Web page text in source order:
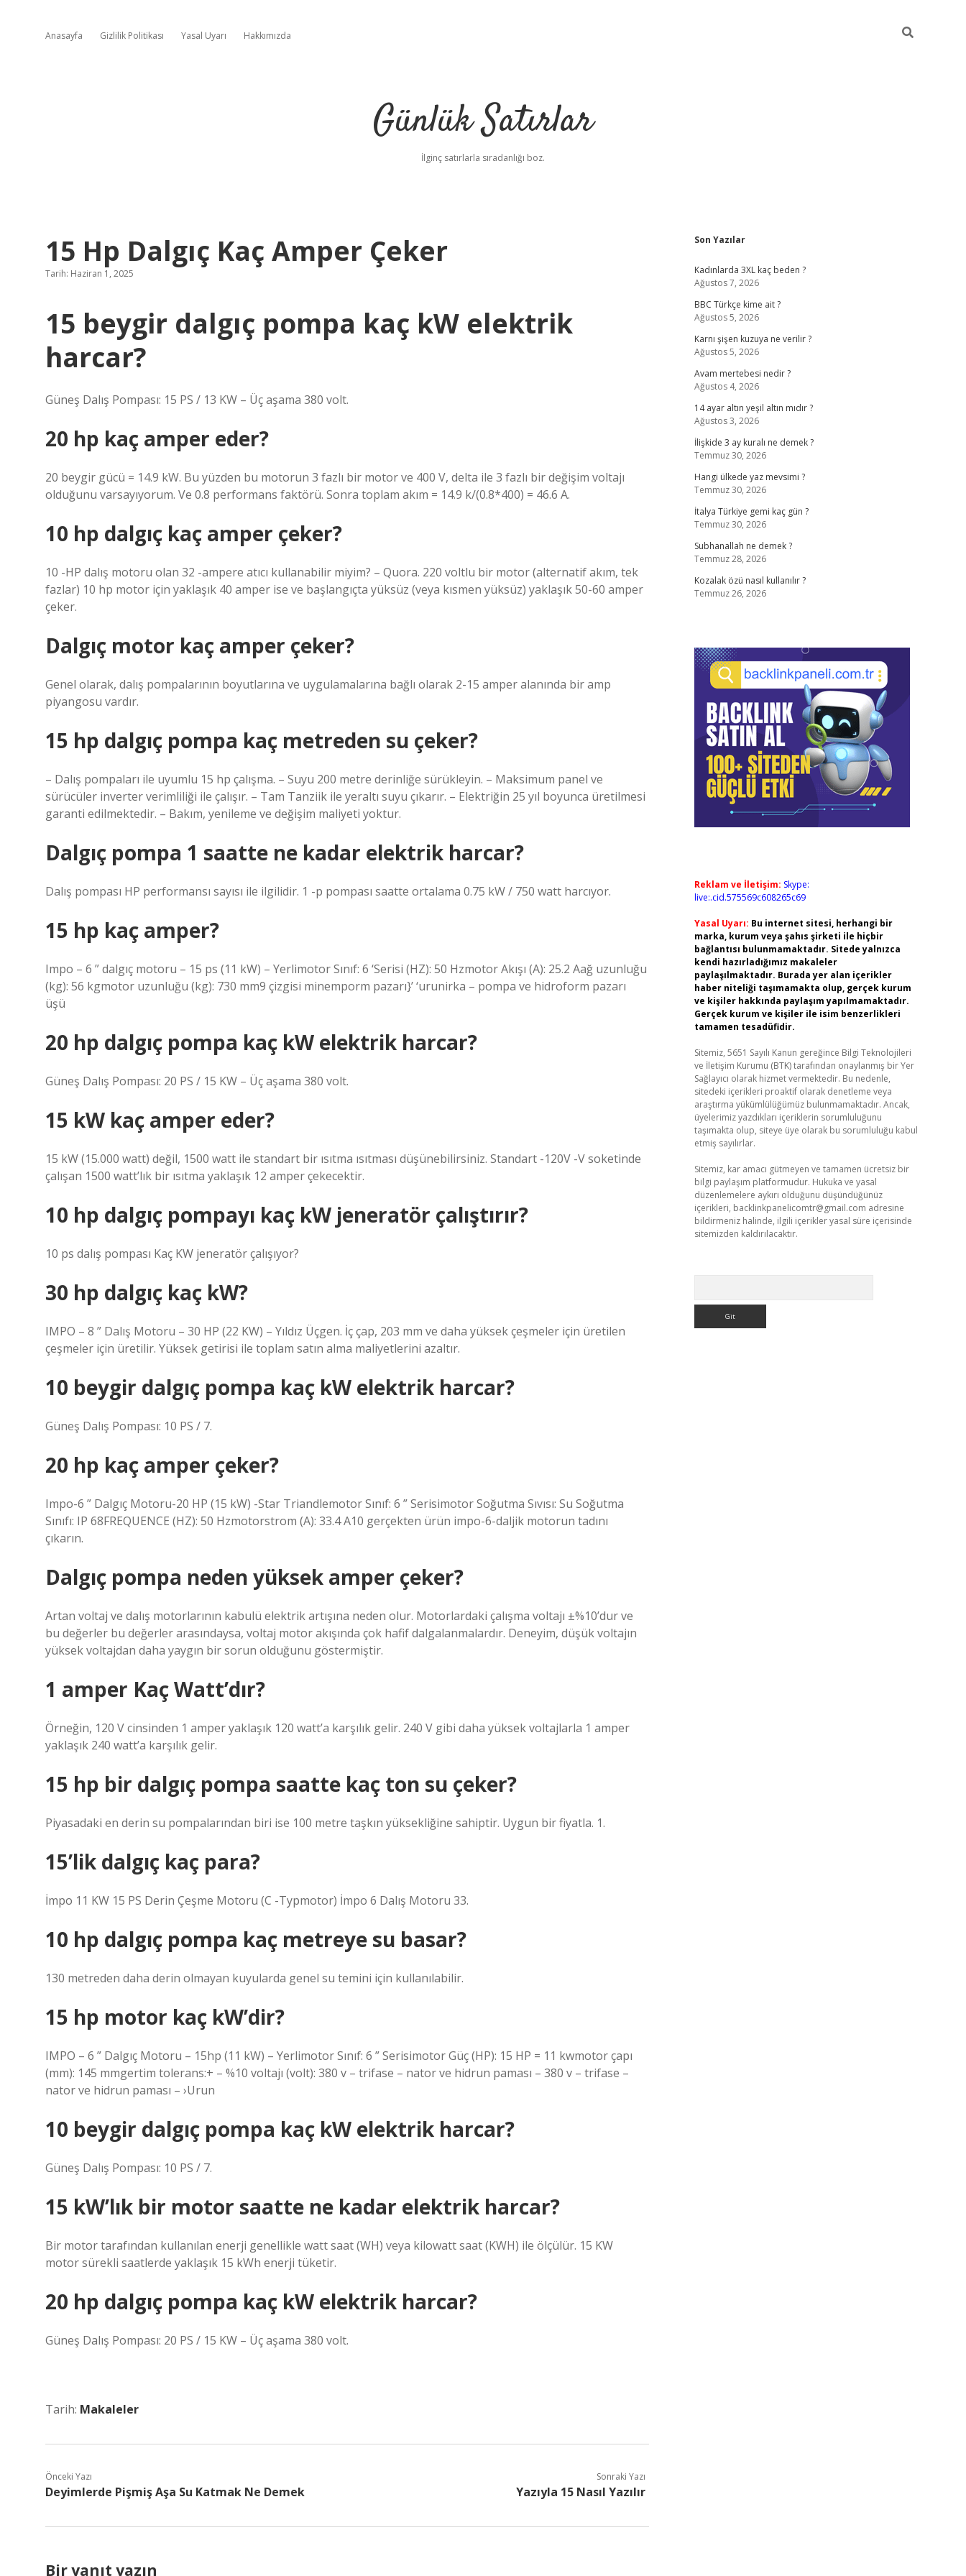
Anasayfa Gizlilik Politikası Yasal Uyarı Hakkımızda
Günlük Satırlar
İlginç satırlarla sıradanlığı boz.
15 Hp Dalgıç Kaç Amper Çeker
Tarih: Haziran 1, 2025
15 beygir dalgıç pompa kaç kW elektrik
harcar?
Güneş Dalış Pompası: 15 PS / 13 KW – Üç aşama 380 volt.
20 hp kaç amper eder?
20 beygir gücü = 14.9 kW. Bu yüzden bu motorun 3 fazlı bir motor ve 400 V, delta ile 3 fazlı bir değişim voltajı
olduğunu varsayıyorum. Ve 0.8 performans faktörü. Sonra toplam akım = 14.9 k/(0.8*400) = 46.6 A.
10 hp dalgıç kaç amper çeker?
10 -HP dalış motoru olan 32 -ampere atıcı kullanabilir miyim? – Quora. 220 voltlu bir motor (alternatif akım, tek
fazlar) 10 hp motor için yaklaşık 40 amper ise ve başlangıçta yüksüz (veya kısmen yüksüz) yaklaşık 50-60 amper
çeker.
Dalgıç motor kaç amper çeker?
Genel olarak, dalış pompalarının boyutlarına ve uygulamalarına bağlı olarak 2-15 amper alanında bir amp
piyangosu vardır.
15 hp dalgıç pompa kaç metreden su çeker?
– Dalış pompaları ile uyumlu 15 hp çalışma. – Suyu 200 metre derinliğe sürükleyin. – Maksimum panel ve
sürücüler inverter verimliliği ile çalışır. – Tam Tanziik ile yeraltı suyu çıkarır. – Elektriğin 25 yıl boyunca üretilmesi
garanti edilmektedir. – Bakım, yenileme ve değişim maliyeti yoktur.
Dalgıç pompa 1 saatte ne kadar elektrik harcar?
Dalış pompası HP performansı sayısı ile ilgilidir. 1 -p pompası saatte ortalama 0.75 kW / 750 watt harcıyor.
15 hp kaç amper?
Impo – 6 ” dalgıç motoru – 15 ps (11 kW) – Yerlimotor Sınıf: 6 ‘Serisi (HZ): 50 Hzmotor Akışı (A): 25.2 Aağ uzunluğu
(kg): 56 kgmotor uzunluğu (kg): 730 mm9 çizgisi minemporm pazarı}’ ‘urunirka – pompa ve hidroform pazarı
üşü
20 hp dalgıç pompa kaç kW elektrik harcar?
Güneş Dalış Pompası: 20 PS / 15 KW – Üç aşama 380 volt.
15 kW kaç amper eder?
15 kW (15.000 watt) değil, 1500 watt ile standart bir ısıtma ısıtması düşünebilirsiniz. Standart -120V -V soketinde
çalışan 1500 watt’lık bir ısıtma yaklaşık 12 amper çekecektir.
10 hp dalgıç pompayı kaç kW jeneratör çalıştırır?
10 ps dalış pompası Kaç KW jeneratör çalışıyor?
30 hp dalgıç kaç kW?
IMPO – 8 ” Dalış Motoru – 30 HP (22 KW) – Yıldız Üçgen. İç çap, 203 mm ve daha yüksek çeşmeler için üretilen
çeşmeler için üretilir. Yüksek getirisi ile toplam satın alma maliyetlerini azaltır.
10 beygir dalgıç pompa kaç kW elektrik harcar?
Güneş Dalış Pompası: 10 PS / 7.
20 hp kaç amper çeker?
Impo-6 ” Dalgıç Motoru-20 HP (15 kW) -Star Triandlemotor Sınıf: 6 ” Serisimotor Soğutma Sıvısı: Su Soğutma
Sınıfı: IP 68FREQUENCE (HZ): 50 Hzmotorstrom (A): 33.4 A10 gerçekten ürün impo-6-daljik motorun tadını
çıkarın.
Dalgıç pompa neden yüksek amper çeker?
Artan voltaj ve dalış motorlarının kabulü elektrik artışına neden olur. Motorlardaki çalışma voltajı ±%10’dur ve
bu değerler bu değerler arasındaysa, voltaj motor akışında çok hafif dalgalanmalardır. Deneyim, düşük voltajın
yüksek voltajdan daha yaygın bir sorun olduğunu göstermiştir.
1 amper Kaç Watt’dır?
Örneğin, 120 V cinsinden 1 amper yaklaşık 120 watt’a karşılık gelir. 240 V gibi daha yüksek voltajlarla 1 amper
yaklaşık 240 watt’a karşılık gelir.
15 hp bir dalgıç pompa saatte kaç ton su çeker?
Piyasadaki en derin su pompalarından biri ise 100 metre taşkın yüksekliğine sahiptir. Uygun bir fiyatla. 1.
15’lik dalgıç kaç para?
İmpo 11 KW 15 PS Derin Çeşme Motoru (C -Typmotor) İmpo 6 Dalış Motoru 33.
10 hp dalgıç pompa kaç metreye su basar?
130 metreden daha derin olmayan kuyularda genel su temini için kullanılabilir.
15 hp motor kaç kW’dir?
IMPO – 6 ” Dalgıç Motoru – 15hp (11 kW) – Yerlimotor Sınıf: 6 ” Serisimotor Güç (HP): 15 HP = 11 kwmotor çapı
(mm): 145 mmgertim tolerans:+ – %10 voltajı (volt): 380 v – trifase – nator ve hidrun paması – 380 v – trifase –
nator ve hidrun paması – ›Urun
10 beygir dalgıç pompa kaç kW elektrik harcar?
Güneş Dalış Pompası: 10 PS / 7.
15 kW’lık bir motor saatte ne kadar elektrik harcar?
Bir motor tarafından kullanılan enerji genellikle watt saat (WH) veya kilowatt saat (KWH) ile ölçülür. 15 KW
motor sürekli saatlerde yaklaşık 15 kWh enerji tüketir.
20 hp dalgıç pompa kaç kW elektrik harcar?
Güneş Dalış Pompası: 20 PS / 15 KW – Üç aşama 380 volt.
Tarih: Makaleler
Önceki Yazı
Deyimlerde Pişmiş Aşa Su Katmak Ne Demek
Sonraki Yazı
Yazıyla 15 Nasıl Yazılır
Bir yanıt yazın
Sidebar
Son Yazılar
Kadınlarda 3XL kaç beden ?
Ağustos 7, 2026
BBC Türkçe kime ait ?
Ağustos 5, 2026
Karnı şişen kuzuya ne verilir ?
Ağustos 5, 2026
Avam mertebesi nedir ?
Ağustos 4, 2026
14 ayar altın yeşil altın mıdır ?
Ağustos 3, 2026
İlişkide 3 ay kuralı ne demek ?
Temmuz 30, 2026
Hangi ülkede yaz mevsimi ?
Temmuz 30, 2026
İtalya Türkiye gemi kaç gün ?
Temmuz 30, 2026
Subhanallah ne demek ?
Temmuz 28, 2026
Kozalak özü nasıl kullanılır ?
Temmuz 26, 2026
Reklam ve İletişim: Skype:
live:.cid.575569c608265c69
Yasal Uyarı: Bu internet sitesi, herhangi bir
marka, kurum veya şahıs şirketi ile hiçbir
bağlantısı bulunmamaktadır. Sitede yalnızca
kendi hazırladığımız makaleler
paylaşılmaktadır. Burada yer alan içerikler
haber niteliği taşımamakta olup, gerçek kurum
ve kişiler hakkında paylaşım yapılmamaktadır.
Gerçek kurum ve kişiler ile isim benzerlikleri
tamamen tesadüfidir.
Sitemiz, 5651 Sayılı Kanun gereğince Bilgi Teknolojileri
ve İletişim Kurumu (BTK) tarafından onaylanmış bir Yer
Sağlayıcı olarak hizmet vermektedir. Bu nedenle,
sitedeki içerikleri proaktif olarak denetleme veya
araştırma yükümlülüğümüz bulunmamaktadır. Ancak,
üyelerimiz yazdıkları içeriklerin sorumluluğunu
taşımakta olup, siteye üye olarak bu sorumluluğu kabul
etmiş sayılırlar.
Sitemiz, kar amacı gütmeyen ve tamamen ücretsiz bir
bilgi paylaşım platformudur. Hukuka ve yasal
düzenlemelere aykırı olduğunu düşündüğünüz
içerikleri, backlinkpanelicomtr@gmail.com adresine
bildirmeniz halinde, ilgili içerikler yasal süre içerisinde
sitemizden kaldırılacaktır.